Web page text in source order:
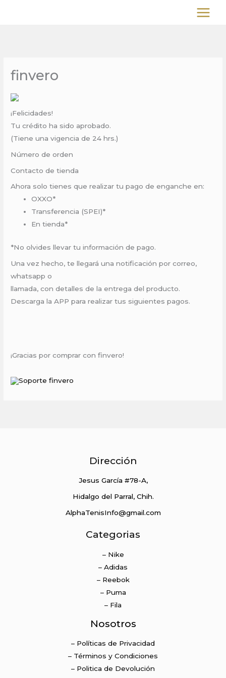
finvero
¡Felicidades!
Tu crédito ha sido aprobado.
(Tiene una vigencia de 24 hrs.)
Número de orden
Contacto de tienda
Ahora solo tienes que realizar tu pago de enganche en:
OXXO*
Transferencia (SPEI)*
En tienda*
*No olvides llevar tu información de pago.
Una vez hecho, te llegará una notificación por correo,
whatsapp o
llamada, con detalles de la entrega del producto.
Descarga la APP para realizar tus siguientes pagos.
¡Gracias por comprar con finvero!
Soporte finvero
Dirección
Jesus García #78-A,
Hidalgo del Parral, Chih.
AlphaTenisInfo@gmail.com
Categorias
– Nike
– Adidas
– Reebok
– Puma
– Fila
Nosotros
– Políticas de Privacidad
– Términos y Condiciones
– Politica de Devolución